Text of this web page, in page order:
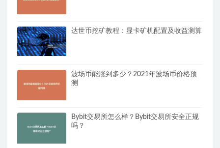
达世币挖矿教程：显卡矿机配置及收益测算
波场币能涨到多少？2021年波场币价格预
测
Bybit交易所怎么样？Bybit交易所安全正规
吗？